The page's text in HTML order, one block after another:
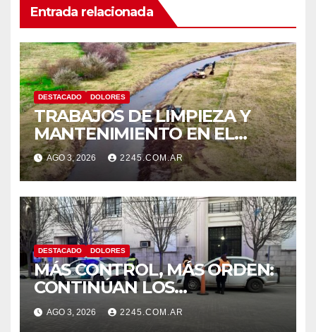
Entrada relacionada
DESTACADO DOLORES
TRABAJOS DE LIMPIEZA Y
MANTENIMIENTO EN EL
CANAL LA PICASA
AGO 3, 2026 2245.COM.AR
DESTACADO DOLORES
MÁS CONTROL, MÁS ORDEN:
CONTINÚAN LOS
OPERATIVOS PREVENTIVOS
DE TRÁNSITO EN DOLORES
AGO 3, 2026 2245.COM.AR